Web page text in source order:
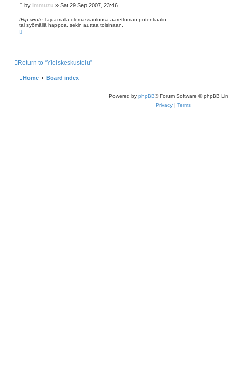
P
s
t
by immuzu » Sat 29 Sep 2007, 23:46
tRip wrote:Tajuamalla olemassaolonsa äärettömän potentiaalin..
tai syömällä happoa. sekin auttaa toisinaan.
Return to “Yleiskeskustelu”
Home Board index
Powered by phpBB® Forum Software © phpBB
Privacy | Terms